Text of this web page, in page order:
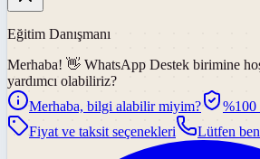
Eğitim Danışmanı
Merhaba! 👋 WhatsApp Destek birimine
yardımcı olabiliriz?
Merhaba, bilgi alabilir miyim?
%100
Fiyat ve taksit seçenekleri
Lütfen